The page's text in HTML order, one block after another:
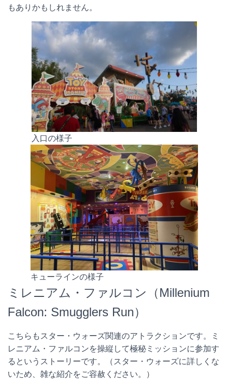
もありかもしれません。
入口の様子
キューラインの様子
ミレニアム・ファルコン（Millenium
Falcon: Smugglers Run）
こちらもスター・ウォーズ関連のアトラクションです。ミ
レニアム・ファルコンを操縦して極秘ミッションに参加す
るというストーリーです。（スター・ウォーズに詳しくな
いため、雑な紹介をご容赦ください。）